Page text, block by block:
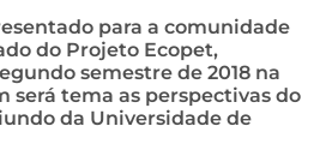
para a comunidade
do Projeto Ecopet,
semestre de 2018 na
será tema as perspectivas do
da Universidade de